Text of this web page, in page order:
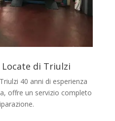
di Triulzi
40 anni di esperienza
offre un servizio completo